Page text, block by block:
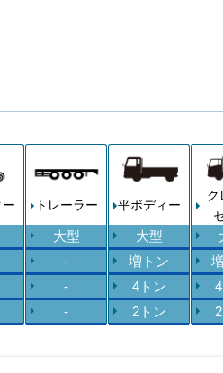
ー トレーラー
大型
-
-
-
平ボディー
大型
増トン
4トン
2トン
ク